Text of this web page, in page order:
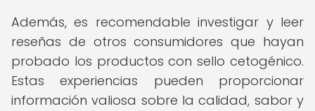
Además, es recomendable investigar y leer
reseñas de otros consumidores que hayan
probado los productos con sello cetogénico.
Estas experiencias pueden proporcionar
información valiosa sobre la calidad, sabor y